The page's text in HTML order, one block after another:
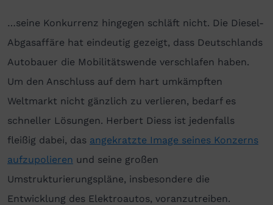
…seine Konkurrenz hingegen schläft nicht. Die Diesel-
Abgasaffäre hat eindeutig gezeigt, dass Deutschlands
Autobauer die Mobilitätswende verschlafen haben.
Um den Anschluss auf dem hart umkämpften
Weltmarkt nicht gänzlich zu verlieren, bedarf es
schneller Lösungen. Herbert Diess ist jedenfalls
fleißig dabei, das angekratzte Image seines Konzerns
aufzupolieren und seine großen
Umstrukturierungspläne, insbesondere die
Entwicklung des Elektroautos, voranzutreiben.